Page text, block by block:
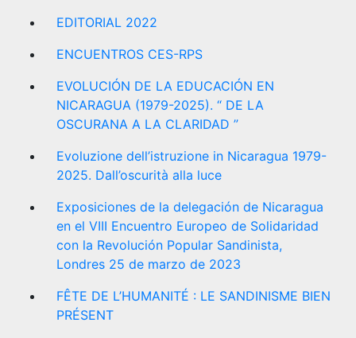
EDITORIAL 2022
ENCUENTROS CES-RPS
EVOLUCIÓN DE LA EDUCACIÓN EN
NICARAGUA (1979-2025). “ DE LA
OSCURANA A LA CLARIDAD ”
Evoluzione dell’istruzione in Nicaragua 1979-
2025. Dall’oscurità alla luce
Exposiciones de la delegación de Nicaragua
en el VIII Encuentro Europeo de Solidaridad
con la Revolución Popular Sandinista,
Londres 25 de marzo de 2023
FÊTE DE L’HUMANITÉ : LE SANDINISME BIEN
PRÉSENT